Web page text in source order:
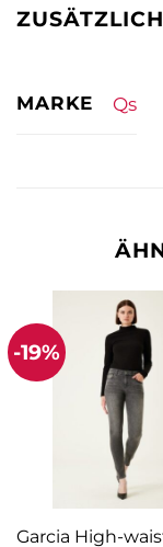
MARKE Qs
-19%
Garcia High-